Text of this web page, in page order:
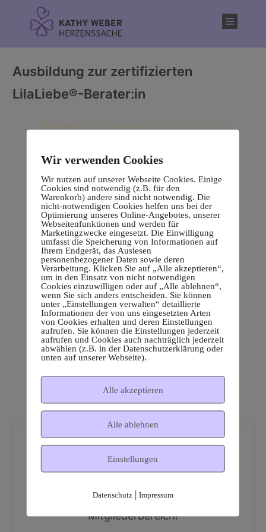
Ausbildung zur zertifizierten
LilaLiebe®-Berater:in
Dies ist ein geschützter
Mitgliederbereich!
Wir verwenden Cookies
Wir nutzen auf unserer Webseite Cookies. Einige
Cookies sind notwendig (z.B. für den
Warenkorb) andere sind nicht notwendig. Die
nicht-notwendigen Cookies helfen uns bei der
Optimierung unseres Online-Angebotes, unserer
Webseitenfunktionen und werden für
Marketingzwecke eingesetzt. Die Einwilligung
umfasst die Speicherung von Informationen auf
Ihrem Endgerät, das Auslesen
personenbezogener Daten sowie deren
Verarbeitung. Klicken Sie auf „Alle akzeptieren“,
um in den Einsatz von nicht notwendigen
Cookies einzuwilligen oder auf „Alle ablehnen“,
wenn Sie sich anders entscheiden. Sie können
unter „Einstellungen verwalten“ detaillierte
Informationen der von uns eingesetzten Arten
von Cookies erhalten und deren Einstellungen
aufrufen. Sie können die Einstellungen jederzeit
aufrufen und Cookies auch nachträglich jederzeit
abwählen (z.B. in der Datenschutzerklärung oder
unten auf unserer Webseite).
Alle akzeptieren
Alle ablehnen
Einstellungen
Datenschutz| Impressum